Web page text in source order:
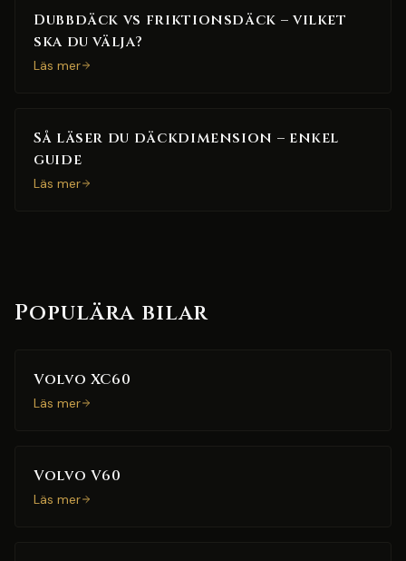
Dubbdäck vs friktionsdäck – vilket
ska du välja?
Läs mer
Så läser du däckdimension – enkel
guide
Läs mer
Populära bilar
Volvo XC60
Läs mer
Volvo V60
Läs mer